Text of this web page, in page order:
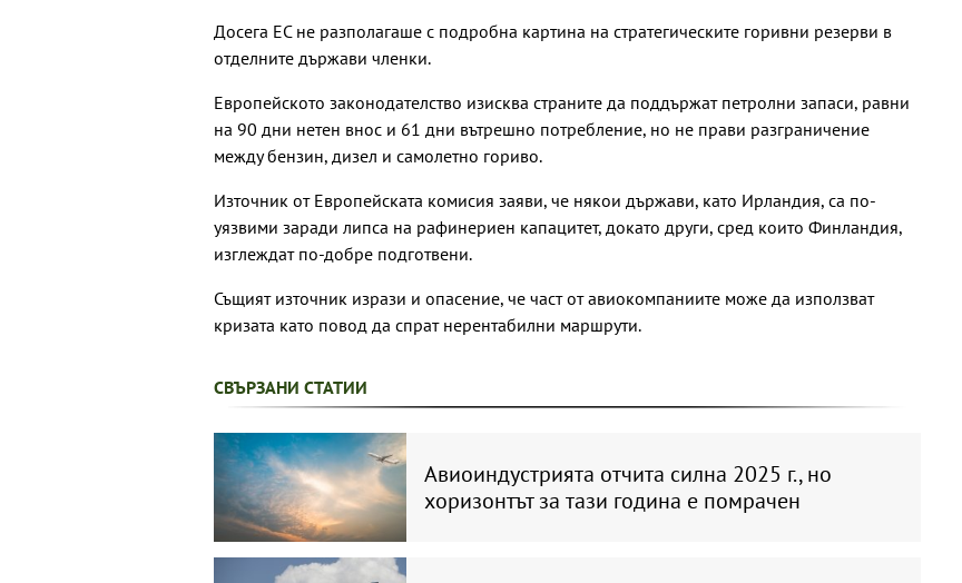
Досега ЕС не разполагаше с подробна картина на стратегическите горивни резерви в
отделните държави членки.
Европейското законодателство изисква страните да поддържат петролни запаси, равни
на 90 дни нетен внос и 61 дни вътрешно потребление, но не прави разграничение
между бензин, дизел и самолетно гориво.
Източник от Европейската комисия заяви, че някои държави, като Ирландия, са по-
уязвими заради липса на рафинериен капацитет, докато други, сред които Финландия,
изглеждат по-добре подготвени.
Същият източник изрази и опасение, че част от авиокомпаниите може да използват
кризата като повод да спрат нерентабилни маршрути.
СВЪРЗАНИ СТАТИИ
Авиоиндустрията отчита силна 2025 г., но
хоризонтът за тази година е помрачен